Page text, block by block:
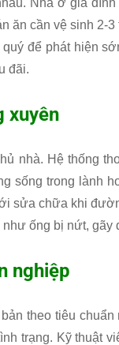
Nhà ở gia
ăn cần vệ sinh 2-
để phát hiện
đãi.
xuyên
nhà. Hệ thống
sống trong lành
sửa chữa khi
ống bị nứt, gãy
nghiệp
theo tiêu
trạng. Kỹ thuật